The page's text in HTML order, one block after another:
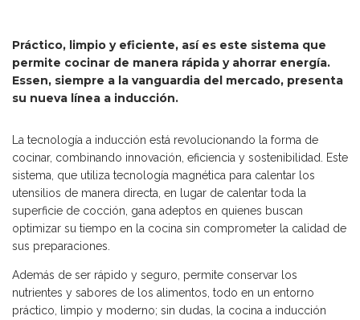
Práctico, limpio y eficiente, así es este sistema que
permite cocinar de manera rápida y ahorrar energía.
Essen, siempre a la vanguardia del mercado, presenta
su nueva línea a inducción.
La tecnología a inducción está revolucionando la forma de
cocinar, combinando innovación, eficiencia y sostenibilidad. Este
sistema, que utiliza tecnología magnética para calentar los
utensilios de manera directa, en lugar de calentar toda la
superficie de cocción, gana adeptos en quienes buscan
optimizar su tiempo en la cocina sin comprometer la calidad de
sus preparaciones.
Además de ser rápido y seguro, permite conservar los
nutrientes y sabores de los alimentos, todo en un entorno
práctico, limpio y moderno; sin dudas, la cocina a inducción